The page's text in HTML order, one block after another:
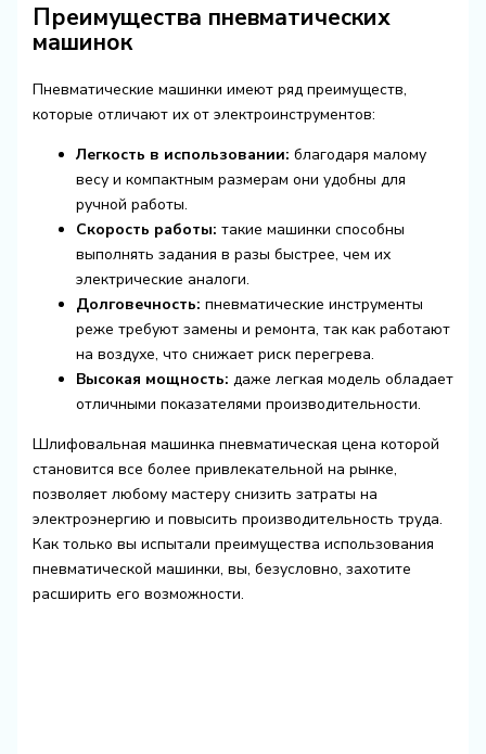
Преимущества пневматических
машинок
Пневматические машинки имеют ряд преимуществ,
которые отличают их от электроинструментов:
Легкость в использовании: благодаря малому
весу и компактным размерам они удобны для
ручной работы.
Скорость работы: такие машинки способны
выполнять задания в разы быстрее, чем их
электрические аналоги.
Долговечность: пневматические инструменты
реже требуют замены и ремонта, так как работают
на воздухе, что снижает риск перегрева.
Высокая мощность: даже легкая модель обладает
отличными показателями производительности.
Шлифовальная машинка пневматическая цена которой
становится все более привлекательной на рынке,
позволяет любому мастеру снизить затраты на
электроэнергию и повысить производительность труда.
Как только вы испытали преимущества использования
пневматической машинки, вы, безусловно, захотите
расширить его возможности.